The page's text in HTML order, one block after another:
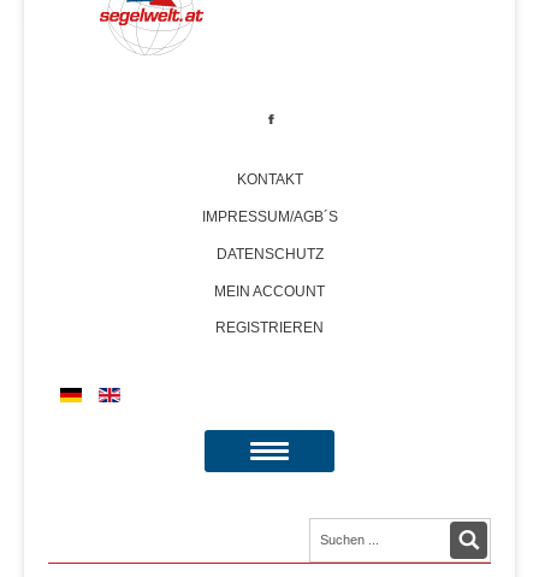
KONTAKT
IMPRESSUM/AGB´S
DATENSCHUTZ
MEIN ACCOUNT
REGISTRIEREN